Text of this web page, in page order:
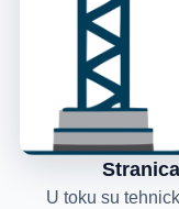
U toku su